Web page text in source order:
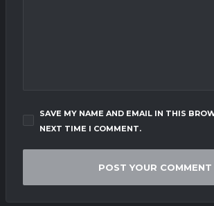
SAVE MY NAME AND EMAIL IN THIS
NEXT TIME I COMMENT.